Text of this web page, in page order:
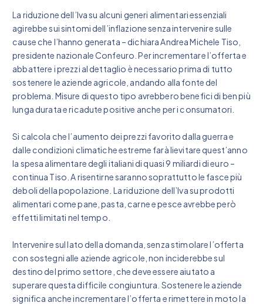
La riduzione dell’Iva su alcuni generi alimentari essenziali
agirebbe sui sintomi dell’inflazione senza intervenire sulle
cause che l’hanno generata – dichiara Andrea Michele Tiso,
presidente nazionale Confeuro. Per incrementare l’offerta e
abbattere i prezzi al dettaglio è necessario prima di tutto
sostenere le aziende agricole, andando alla fonte del
problema. Misure di questo tipo avrebbero benefici di ben più
lunga durata e ricadute positive anche per i consumatori.
Si calcola che l’aumento dei prezzi favorito dalla guerra e
dalle condizioni climatiche estreme farà lievitare quest’anno
la spesa alimentare degli italiani di quasi 9 miliardi di euro –
continua Tiso. A risentirne saranno soprattutto le fasce più
deboli della popolazione. La riduzione dell’Iva su prodotti
alimentari come pane, pasta, carne e pesce avrebbe però
effetti limitati nel tempo.
Intervenire sul lato della domanda, senza stimolare l’offerta
con sostegni alle aziende agricole, non inciderebbe sul
destino del primo settore, che deve essere aiutato a
superare questa difficile congiuntura. Sostenere le aziende
significa anche incrementare l’offerta e rimettere in moto la